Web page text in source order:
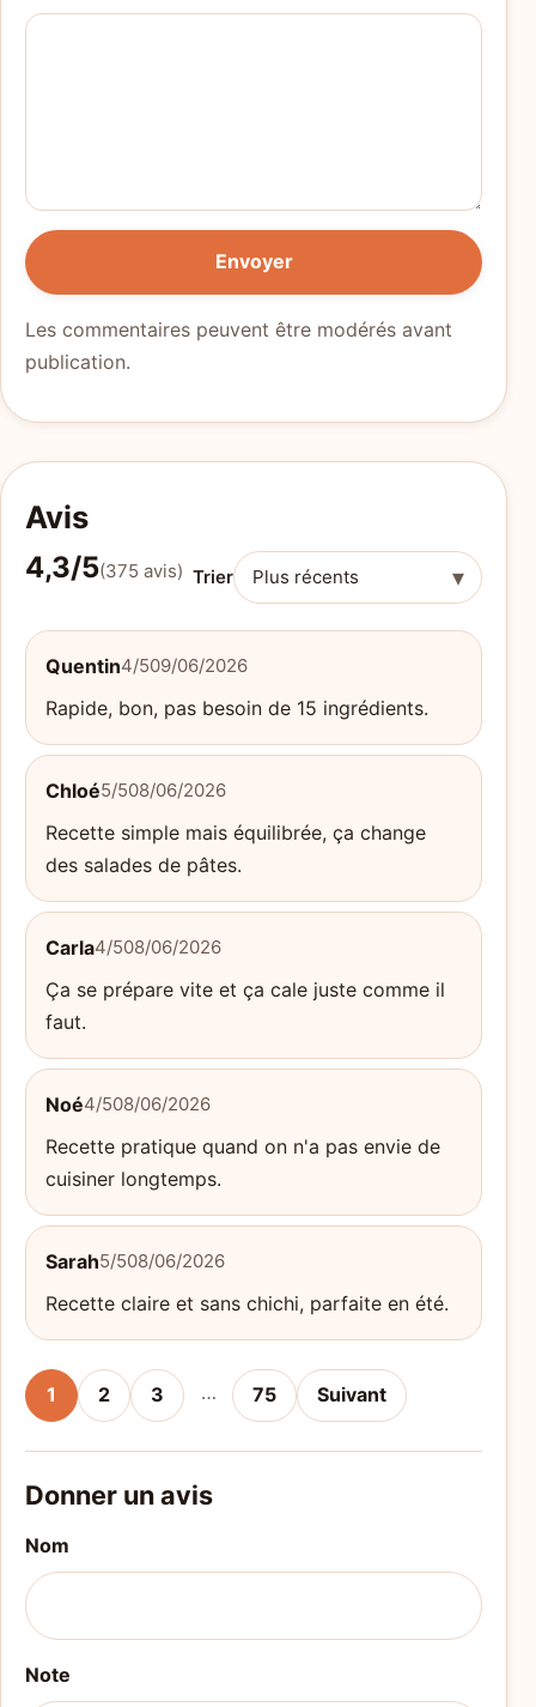
Envoyer
Les commentaires peuvent être modérés avant
publication.
Avis
4,3/5(375 avis) Trier ▾
Quentin4/509/06/2026
Rapide, bon, pas besoin de 15 ingrédients.
Chloé5/508/06/2026
Recette simple mais équilibrée, ça change
des salades de pâtes.
Carla4/508/06/2026
Ça se prépare vite et ça cale juste comme il
faut.
Noé4/508/06/2026
Recette pratique quand on n'a pas envie de
cuisiner longtemps.
Sarah5/508/06/2026
Recette claire et sans chichi, parfaite en été.
1 2 3 … 75 Suivant
Donner un avis
Nom
Note